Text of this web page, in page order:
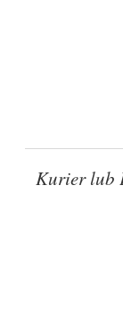
Kurier lub